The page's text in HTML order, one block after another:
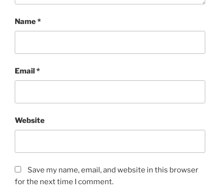
Name*
Email*
Website
Save my name, email, and website in this browser
for the next time I comment.